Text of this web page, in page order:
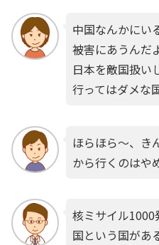
中国なんかにい
被害にあうんだ
日本を敵国扱い
行ってはダメな
ほらほら～、き
から行くのはや
核ミサイル
国という国があ